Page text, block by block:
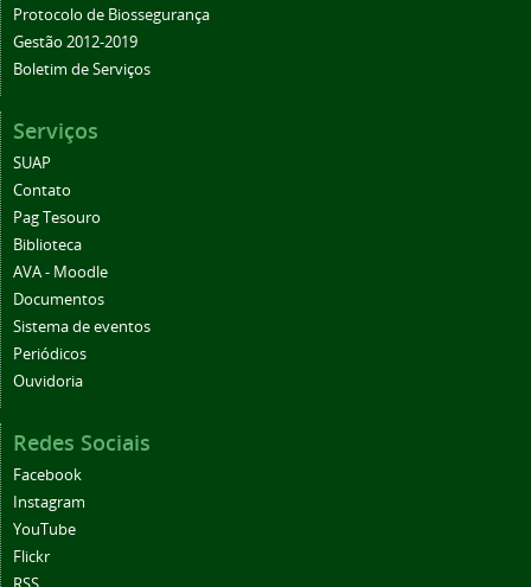
Protocolo de Biossegurança
Gestão 2012-2019
Boletim de Serviços
Serviços
SUAP
Contato
Pag Tesouro
Biblioteca
AVA - Moodle
Documentos
Sistema de eventos
Periódicos
Ouvidoria
Redes Sociais
Facebook
Instagram
YouTube
Flickr